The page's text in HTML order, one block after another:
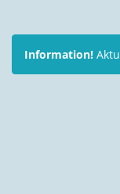
Information!